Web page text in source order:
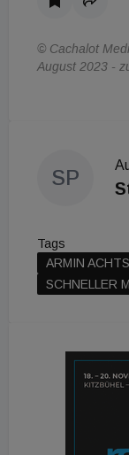
© Cachalot
August 2023 -
SP
Tags
ARMIN
SCHNELLER